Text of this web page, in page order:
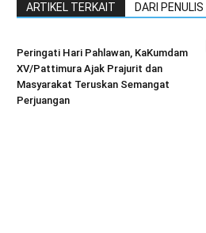
ARTIKEL TERKAIT DARI PENULIS
Peringati Hari Pahlawan, KaKumdam
XV/Pattimura Ajak Prajurit dan
Masyarakat Teruskan Semangat
Perjuangan